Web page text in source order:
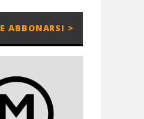
ABBONARSI >